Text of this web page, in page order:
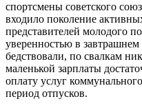
спортсмены советского
входило поколение
представителей молодого
уверенностью в
бедствовали, по свалкам
маленькой зарплаты
оплату услуг
период отпусков.